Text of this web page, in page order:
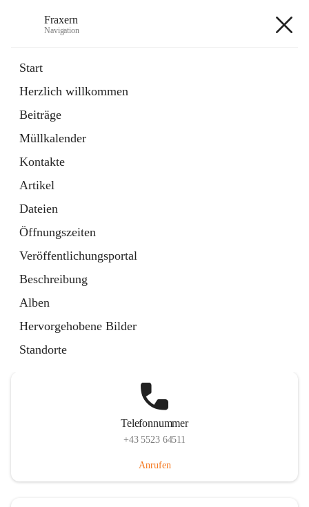
Fraxern
Navigation
Start
Herzlich willkommen
Beiträge
Müllkalender
Kontakte
Artikel
Dateien
Öffnungszeiten
Veröffentlichungsportal
Beschreibung
Alben
Hervorgehobene Bilder
Standorte
Ordner
in
Tab
Formulare
Artikel
öffnet
in
neuem
Tab
Telefonnummer
+43 5523 64511
Anrufen